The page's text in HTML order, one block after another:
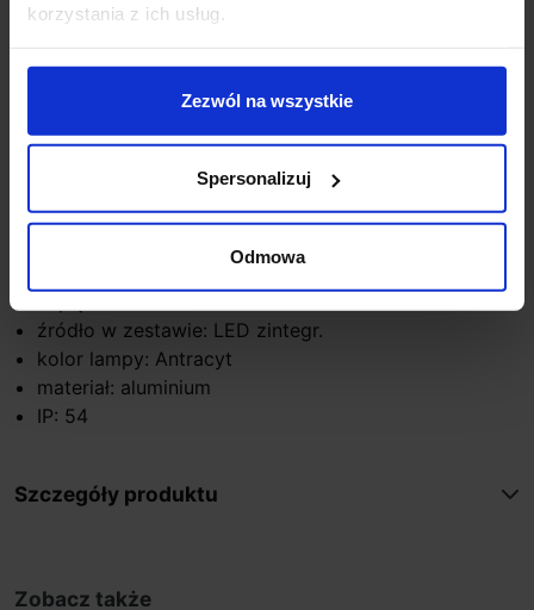
korzystania z ich usług.
Zezwól na wszystkie
Spersonalizuj
Odmowa
wokół drzwi wejściowych.
Parametry techniczne:
Producent: Lutec
wysokość (mm): 140
głębokość (mm): 72
ilość źródeł / rodzaj trzonka: 1 x LED zintegr. 8W
źródło w zestawie: LED zintegr.
kolor lampy: Antracyt
materiał: aluminium
IP: 54
Szczegóły produktu
Zobacz także